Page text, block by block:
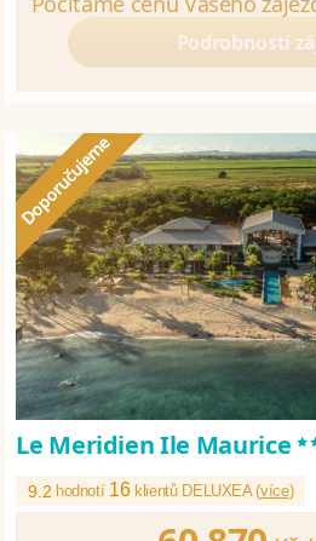
Podrobnosti
Le Meridien Ile Maurice
9.2 hodnotí 16klientů DELUXEA (více)